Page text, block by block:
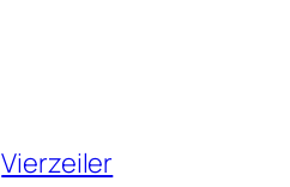
Vierzeiler